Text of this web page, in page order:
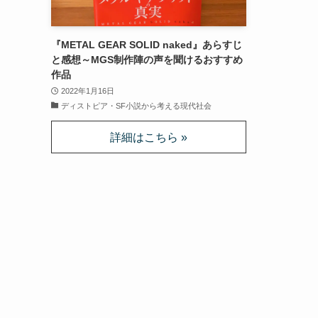
『METAL GEAR SOLID naked』あらすじ
と感想～MGS制作陣の声を聞けるおすすめ
作品
2022年1月16日
ディストピア・SF小説から考える現代社会